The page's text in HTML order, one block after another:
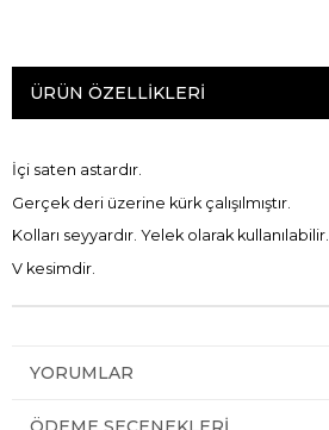
ÜRÜN ÖZELLIKLERI
İçi saten astardır.
Gerçek deri üzerine kürk çalışılmıştır.
Kolları seyyardır. Yelek olarak kullanılabilir.
V kesimdir.
YORUMLAR